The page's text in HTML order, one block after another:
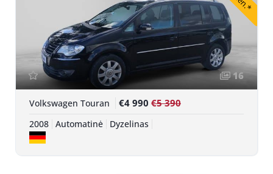
16
Volkswagen Touran €4 990 €5 390
2008 Automatinė Dyzelinas